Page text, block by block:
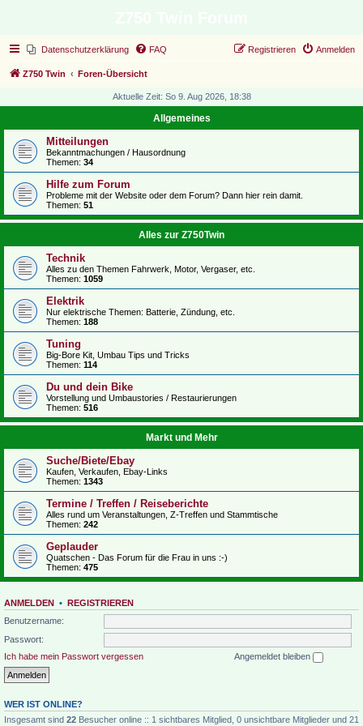
Datenschutzerklärung FAQ Anmelden
Registrieren
Z750 Twin Foren-Übersicht
Aktuelle Zeit: So 9. Aug 2026, 18:38
Allgemeines
Mitteilungen
Bekanntmachungen / Hausordnung
Themen: 34
Hilfe zum Forum
Probleme mit der Website oder dem Forum? Dann hier rein damit.
Themen: 51
Alles zur Z750Twin
Technik
Alles zu den Themen Fahrwerk, Motor, Vergaser, etc.
Themen: 1059
Elektrik
Nur elektrische Themen: Batterie, Zündung, etc.
Themen: 188
Tuning
Big-Bore Kit, Umbau Tips und Tricks
Themen: 114
Du und dein Bike
Vorstellung und Umbaustories / Restaurierungen
Themen: 516
Markt und Mehr
Suche/Biete/Ebay
Kaufen, Verkaufen, Ebay-Links
Themen: 1343
Termine / Treffen / Reiseberichte
Alles rund um Veranstaltungen, Z-Treffen und Stammtische
Themen: 242
Geplauder
Quatschen - Das Forum für die Frau in uns :-)
Themen: 475
ANMELDEN • REGISTRIEREN
Benutzername:
Passwort:
Ich habe mein Passwort vergessen
Angemeldet bleiben
WER IST ONLINE?
Insgesamt sind 22 Besucher online :: 1 sichtbares Mitglied, 0 unsichtbare Mitglieder und 21